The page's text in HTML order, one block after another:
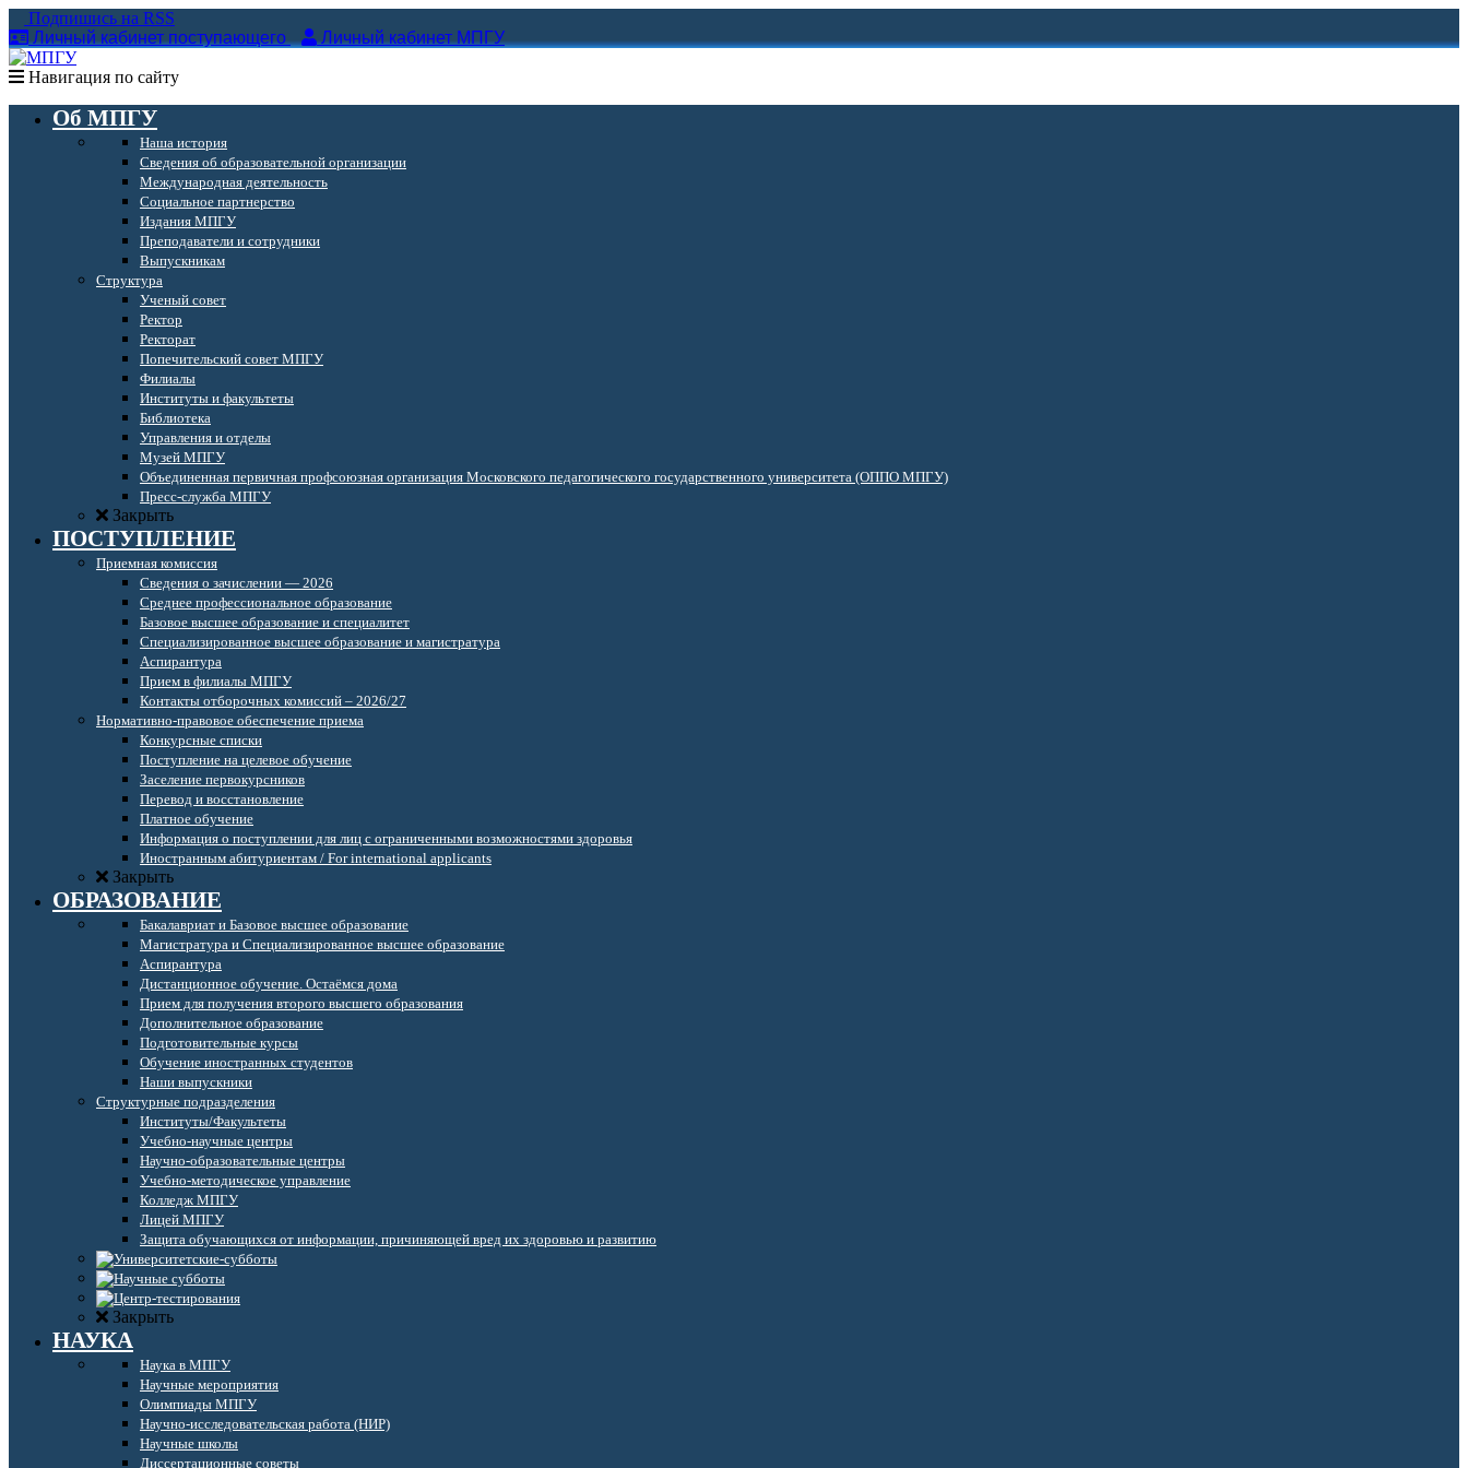
Подпишись на RSS
Личный кабинет поступающего
Личный кабинет МПГУ
Навигация по сайту
Об МПГУ
Наша история
Сведения об образовательной организации
Международная деятельность
Социальное партнерство
Издания МПГУ
Преподаватели и сотрудники
Выпускникам
Структура
Ученый совет
Ректор
Ректорат
Попечительский совет МПГУ
Филиалы
Институты и факультеты
Библиотека
Управления и отделы
Музей МПГУ
Объединенная первичная профсоюзная организация Московского педагогического государственного университета (ОППО МПГУ)
Пресс-служба МПГУ
Закрыть
ПОСТУПЛЕНИЕ
Приемная комиссия
Сведения о зачислении — 2026
Среднее профессиональное образование
Базовое высшее образование и специалитет
Специализированное высшее образование и магистратура
Аспирантура
Прием в филиалы МПГУ
Контакты отборочных комиссий – 2026/27
Нормативно-правовое обеспечение приема
Конкурсные списки
Поступление на целевое обучение
Заселение первокурсников
Перевод и восстановление
Платное обучение
Информация о поступлении для лиц с ограниченными возможностями здоровья
Иностранным абитуриентам / For international applicants
Закрыть
ОБРАЗОВАНИЕ
Бакалавриат и Базовое высшее образование
Магистратура и Специализированное высшее образование
Аспирантура
Дистанционное обучение. Остаёмся дома
Прием для получения второго высшего образования
Дополнительное образование
Подготовительные курсы
Обучение иностранных студентов
Наши выпускники
Структурные подразделения
Институты/Факультеты
Учебно-научные центры
Научно-образовательные центры
Учебно-методическое управление
Колледж МПГУ
Лицей МПГУ
Защита обучающихся от информации, причиняющей вред их здоровью и развитию
Закрыть
НАУКА
Наука в МПГУ
Научные мероприятия
Олимпиады МПГУ
Научно-исследовательская работа (НИР)
Научные школы
Диссертационные советы